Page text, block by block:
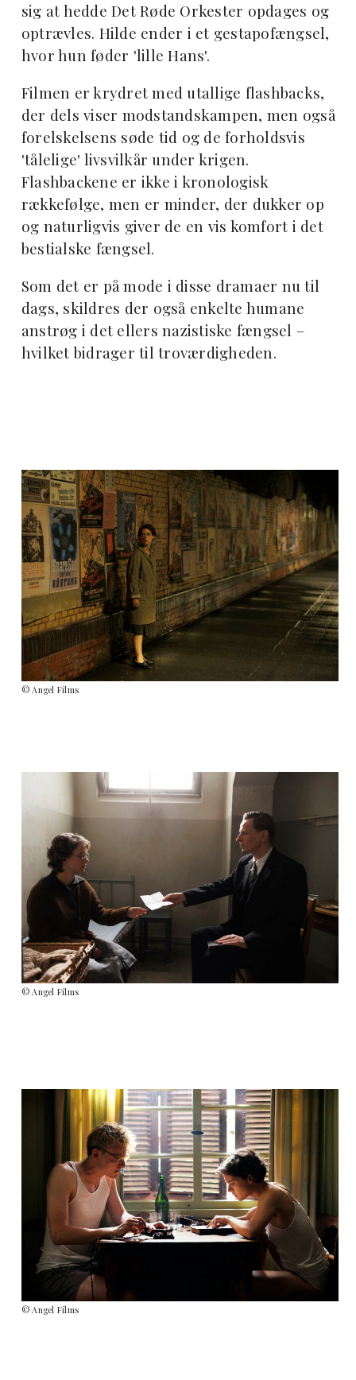
sig at hedde Det Røde Orkester opdages og
optrævles. Hilde ender i et gestapofængsel,
hvor hun føder 'lille Hans'.
Filmen er krydret med utallige flashbacks,
der dels viser modstandskampen, men også
forelskelsens søde tid og de forholdsvis
'tålelige' livsvilkår under krigen.
Flashbackene er ikke i kronologisk
rækkefølge, men er minder, der dukker op
og naturligvis giver de en vis komfort i det
bestialske fængsel.
Som det er på mode i disse dramaer nu til
dags, skildres der også enkelte humane
anstrøg i det ellers nazistiske fængsel –
hvilket bidrager til troværdigheden.
© Angel Films
© Angel Films
© Angel Films